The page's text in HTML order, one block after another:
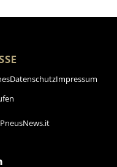
DatenschutzImpressum
PneusNews.it